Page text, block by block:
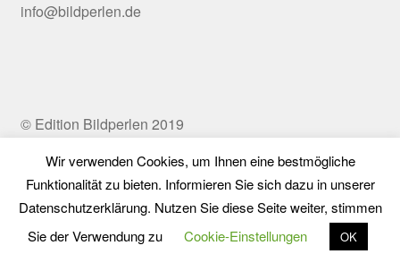
info@bildperlen.de
© Edition Bildperlen 2019
Vertrag widerrufen
Suchen
Suchen
0
Wir verwenden Cookies, um Ihnen eine bestmögliche
Funktionalität zu bieten. Informieren Sie sich dazu in unserer
Datenschutzerklärung. Nutzen Sie diese Seite weiter, stimmen
Sie der Verwendung zu
Cookie-Einstellungen OK